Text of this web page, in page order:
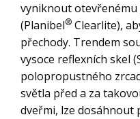
vyniknout
(Planibel® Clearlite),
přechody. Trendem
vysoce reflexních skel
polopropustného
světla před a za
dveřmi, lze